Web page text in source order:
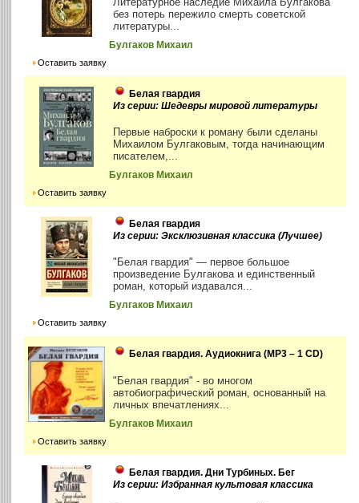
без потерь пережило смерть советской
литературы...
Булгаков Михаил
Оставить заявку
Белая гвардия
Из серии: Шедевры мировой литературы
Первые наброски к роману были сделаны
Михаилом Булгаковым, тогда начинающим
писателем,...
Булгаков Михаил
Оставить заявку
Белая гвардия
Из серии: Эксклюзивная классика (Лучшее)
"Белая гвардия" — первое большое
произведение Булгакова и единственный
роман, который издавался...
Булгаков Михаил
Оставить заявку
Белая гвардия. Аудиокнига (MP3 – 1 CD)
"Белая гвардия" - во многом
автобиографический роман, основанный на
личных впечатлениях...
Булгаков Михаил
Оставить заявку
Белая гвардия. Дни Турбиных. Бег
Из серии: Избранная культовая классика